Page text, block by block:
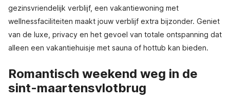
gezinsvriendelijk verblijf, een vakantiewoning met
wellnessfaciliteiten maakt jouw verblijf extra bijzonder. Geniet
van de luxe, privacy en het gevoel van totale ontspanning dat
alleen een vakantiehuisje met sauna of hottub kan bieden.
Romantisch weekend weg in de
sint-maartensvlotbrug